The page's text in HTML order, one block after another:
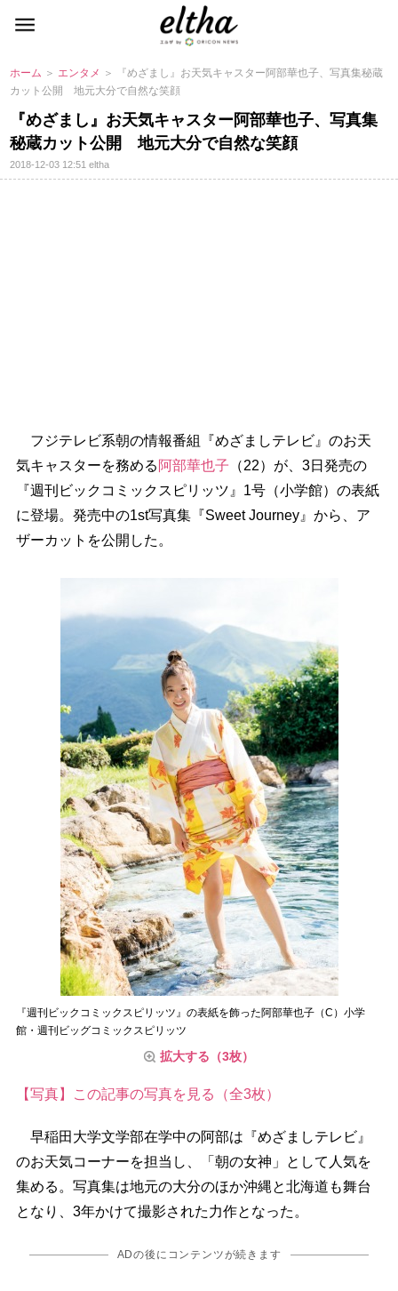
ホーム ＞ エンタメ ＞ 『めざまし』お天気キャスター阿部華也子、写真集秘蔵
カット公開 地元大分で自然な笑顔
『めざまし』お天気キャスター阿部華也子、写真集
秘蔵カット公開 地元大分で自然な笑顔
2018-12-03 12:51eltha
フジテレビ系朝の情報番組『めざましテレビ』のお天
気キャスターを務める 阿部華也子 （22）が、3日発売の
『週刊ビックコミックスピリッツ』1号（小学館）の表紙
に登場。発売中の1st写真集『Sweet Journey』から、ア
ザーカットを公開した。
『週刊ビックコミックスピリッツ』の表紙を飾った阿部華也子（C）小学
館・週刊ビッグコミックスピリッツ
拡大する（3枚）
【写真】この記事の写真を見る（全3枚）
早稲田大学文学部在学中の阿部は『めざましテレビ』
のお天気コーナーを担当し、「朝の女神」として人気を
集める。写真集は地元の大分のほか沖縄と北海道も舞台
となり、3年かけて撮影された力作となった。
ADの後にコンテンツが続きます